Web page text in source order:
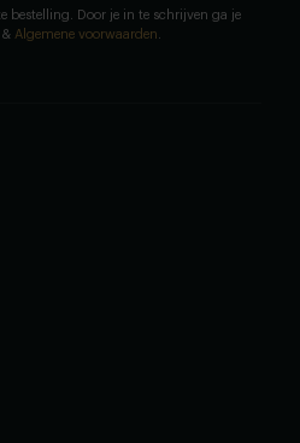
bestelling. Door je in te schrijven ga je
& Algemene voorwaarden